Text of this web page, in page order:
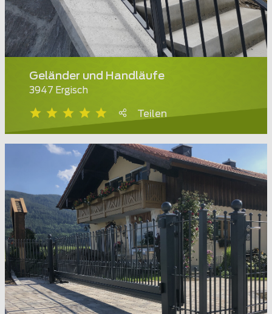
Geländer und Handläufe
3947 Ergisch
Teilen